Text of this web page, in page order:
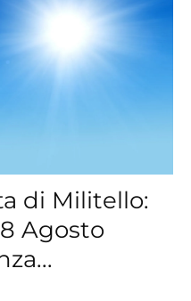
di Militello:
Agosto